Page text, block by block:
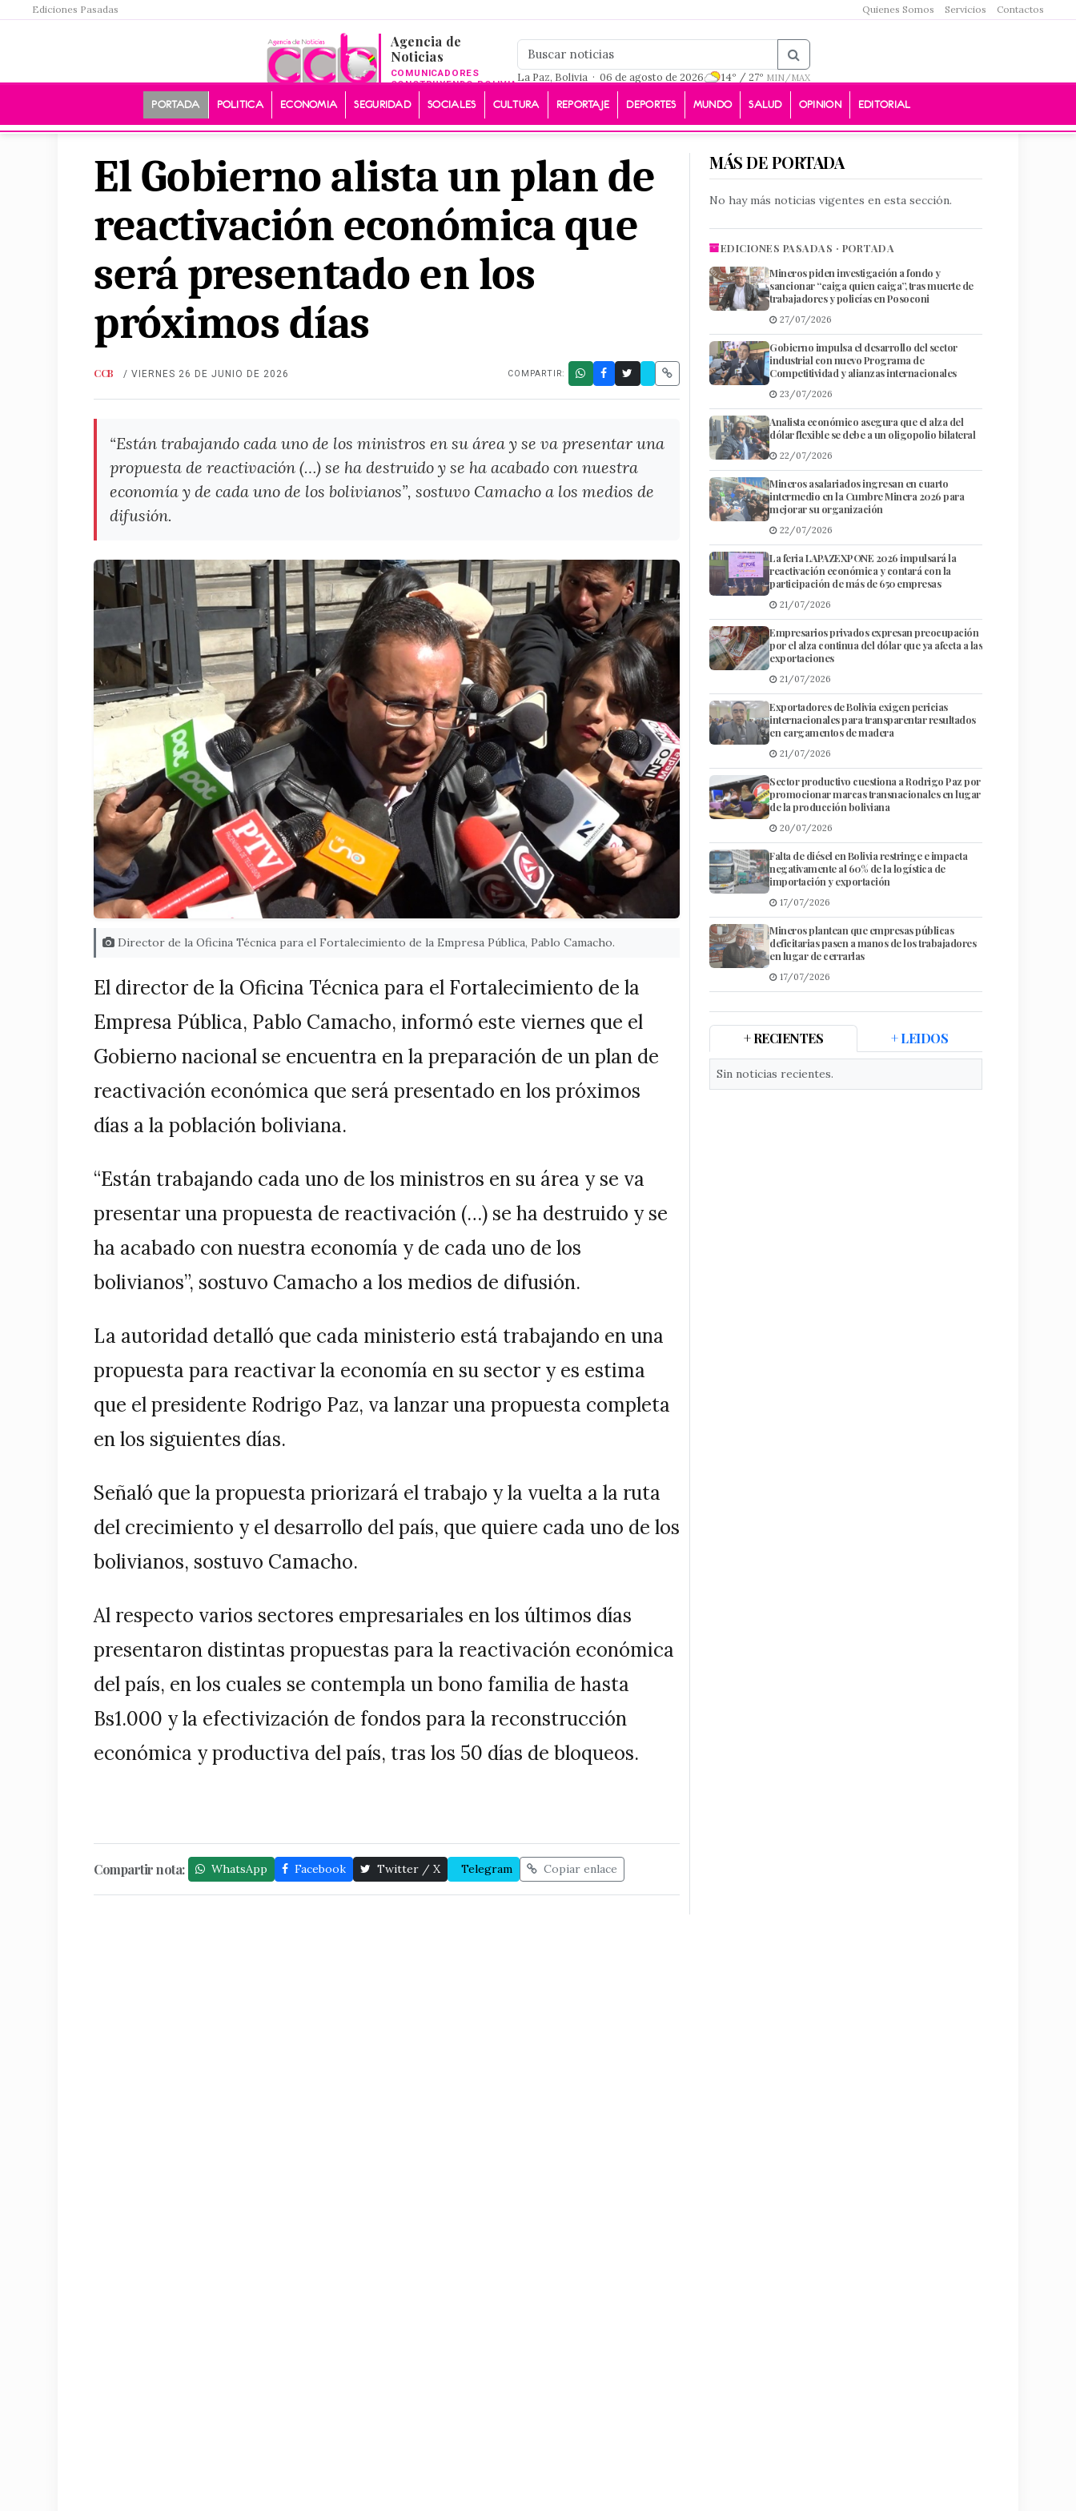
Ediciones Pasadas Quienes Somos Servicios Contactos
Agencia de
Noticias
COMUNICADORES
CONSTRUYENDO BOLIVIA
La Paz, Bolivia · 06 de agosto de 2026 14º / 27º MIN/MAX
PORTADA POLITICA ECONOMIA SEGURIDAD SOCIALES CULTURA REPORTAJE DEPORTES MUNDO SALUD OPINION EDITORIAL
El Gobierno alista un plan de
reactivación económica que
será presentado en los
próximos días
CCB / VIERNES 26 DE JUNIO DE 2026 COMPARTIR:
“Están trabajando cada uno de los ministros en su área y se va presentar una
propuesta de reactivación (…) se ha destruido y se ha acabado con nuestra
economía y de cada uno de los bolivianos”, sostuvo Camacho a los medios de
difusión.
Director de la Oficina Técnica para el Fortalecimiento de la Empresa Pública, Pablo Camacho.
El director de la Oficina Técnica para el Fortalecimiento de la
Empresa Pública, Pablo Camacho, informó este viernes que el
Gobierno nacional se encuentra en la preparación de un plan de
reactivación económica que será presentado en los próximos
días a la población boliviana.
“Están trabajando cada uno de los ministros en su área y se va
presentar una propuesta de reactivación (…) se ha destruido y se
ha acabado con nuestra economía y de cada uno de los
bolivianos”, sostuvo Camacho a los medios de difusión.
La autoridad detalló que cada ministerio está trabajando en una
propuesta para reactivar la economía en su sector y es estima
que el presidente Rodrigo Paz, va lanzar una propuesta completa
en los siguientes días.
Señaló que la propuesta priorizará el trabajo y la vuelta a la ruta
del crecimiento y el desarrollo del país, que quiere cada uno de los
bolivianos, sostuvo Camacho.
Al respecto varios sectores empresariales en los últimos días
presentaron distintas propuestas para la reactivación económica
del país, en los cuales se contempla un bono familia de hasta
Bs1.000 y la efectivización de fondos para la reconstrucción
económica y productiva del país, tras los 50 días de bloqueos.
Compartir nota: WhatsApp Facebook Twitter / X Telegram Copiar enlace
MÁS DE PORTADA
No hay más noticias vigentes en esta sección.
EDICIONES PASADAS · PORTADA
Mineros piden investigación a fondo y
sancionar “caiga quien caiga”, tras muerte de
trabajadores y policías en Posoconi
27/07/2026
Gobierno impulsa el desarrollo del sector
industrial con nuevo Programa de
Competitividad y alianzas internacionales
23/07/2026
Analista económico asegura que el alza del
dólar flexible se debe a un oligopolio bilateral
22/07/2026
Mineros asalariados ingresan en cuarto
intermedio en la Cumbre Minera 2026 para
mejorar su organización
22/07/2026
La feria LAPAZEXPONE 2026 impulsará la
reactivación económica y contará con la
participación de más de 650 empresas
21/07/2026
Empresarios privados expresan preocupación
por el alza continua del dólar que ya afecta a las
exportaciones
21/07/2026
Exportadores de Bolivia exigen pericias
internacionales para transparentar resultados
en cargamentos de madera
21/07/2026
Sector productivo cuestiona a Rodrigo Paz por
promocionar marcas transnacionales en lugar
de la producción boliviana
20/07/2026
Falta de diésel en Bolivia restringe e impacta
negativamente al 60% de la logística de
importación y exportación
17/07/2026
Mineros plantean que empresas públicas
deficitarias pasen a manos de los trabajadores
en lugar de cerrarlas
17/07/2026
+ RECIENTES + LEIDOS
Sin noticias recientes.